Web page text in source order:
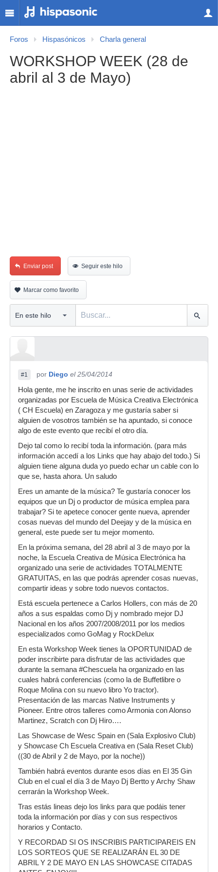
Foros Hispasónicos Charla general
WORKSHOP WEEK (28 de
abril al 3 de Mayo)
Enviar post Seguir este hilo
Marcar como favorito
#1 por Diego el 25/04/2014
Hola gente, me he inscrito en unas serie de actividades
organizadas por Escuela de Música Creativa Electrónica
( CH Escuela) en Zaragoza y me gustaría saber si
alguien de vosotros también se ha apuntado, si conoce
algo de este evento que recibí el otro día.
Dejo tal como lo recibí toda la información. (para más
información accedí a los Links que hay abajo del todo.) Si
alguien tiene alguna duda yo puedo echar un cable con lo
que se, hasta ahora. Un saludo
Eres un amante de la música? Te gustaría conocer los
equipos que un Dj o productor de música emplea para
trabajar? Si te apetece conocer gente nueva, aprender
cosas nuevas del mundo del Deejay y de la música en
general, este puede ser tu mejor momento.
En la próxima semana, del 28 abril al 3 de mayo por la
noche, la Escuela Creativa de Música Electrónica ha
organizado una serie de actividades TOTALMENTE
GRATUITAS, en las que podrás aprender cosas nuevas,
compartir ideas y sobre todo nuevos contactos.
Está escuela pertenece a Carlos Hollers, con más de 20
años a sus espaldas como Dj y nombrado mejor DJ
Nacional en los años 2007/2008/2011 por los medios
especializados como GoMag y RockDelux
En esta Workshop Week tienes la OPORTUNIDAD de
poder inscribirte para disfrutar de las actividades que
durante la semana #Chescuela ha organizado en las
cuales habrá conferencias (como la de Buffetlibre o
Roque Molina con su nuevo libro Yo tractor).
Presentación de las marcas Native Instruments y
Pioneer. Entre otros talleres como Armonia con Alonso
Martinez, Scratch con Dj Hiro….
Las Showcase de Wesc Spain en (Sala Explosivo Club)
y Showcase Ch Escuela Creativa en (Sala Reset Club)
((30 de Abril y 2 de Mayo, por la noche))
También habrá eventos durante esos días en El 35 Gin
Club en el cual el día 3 de Mayo Dj Bertto y Archy Shaw
cerrarán la Workshop Week.
Tras estás lineas dejo los links para que podáis tener
toda la información por días y con sus respectivos
horarios y Contacto.
Y RECORDAD SI OS INSCRIBIS PARTICIPAREIS EN
LOS SORTEOS QUE SE REALIZARÁN EL 30 DE
ABRIL Y 2 DE MAYO EN LAS SHOWCASE CITADAS